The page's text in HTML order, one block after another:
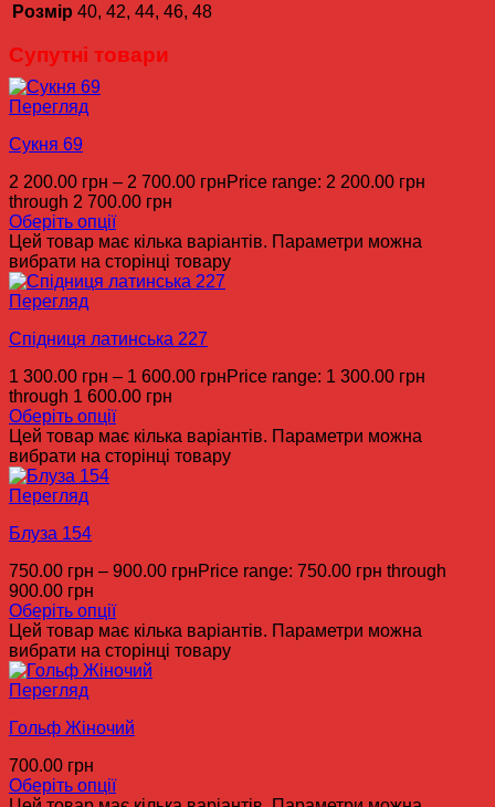
Розмір 40, 42, 44, 46, 48
Супутні товари
Перегляд
Сукня 69
2 200.00 грн – 2 700.00 грнPrice range: 2 200.00 грн
through 2 700.00 грн
Оберіть опції
Цей товар має кілька варіантів. Параметри можна
вибрати на сторінці товару
Перегляд
Спідниця латинська 227
1 300.00 грн – 1 600.00 грнPrice range: 1 300.00 грн
through 1 600.00 грн
Оберіть опції
Цей товар має кілька варіантів. Параметри можна
вибрати на сторінці товару
Перегляд
Блуза 154
750.00 грн – 900.00 грнPrice range: 750.00 грн through
900.00 грн
Оберіть опції
Цей товар має кілька варіантів. Параметри можна
вибрати на сторінці товару
Перегляд
Гольф Жіночий
700.00 грн
Оберіть опції